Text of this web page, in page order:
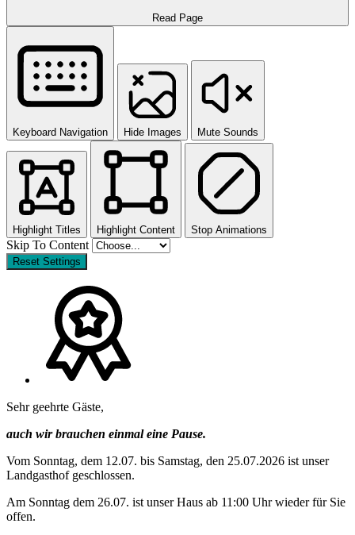
Read Page
Keyboard Navigation Hide Images Mute Sounds
Highlight Titles Highlight Content Stop Animations
Skip To Content
Reset Settings
Sehr geehrte Gäste,
auch wir brauchen einmal eine Pause.
Vom Sonntag, dem 12.07. bis Samstag, den 25.07.2026 ist unser
Landgasthof geschlossen.
Am Sonntag dem 26.07. ist unser Haus ab 11:00 Uhr wieder für Sie
offen.